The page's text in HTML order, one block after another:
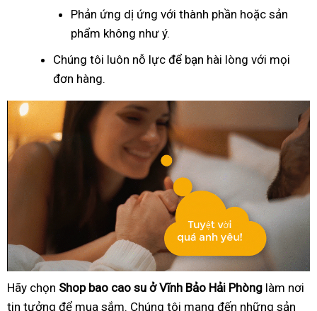
Phản ứng dị ứng với thành phần hoặc sản
phẩm không như ý.
Chúng tôi luôn nỗ lực để bạn hài lòng với mọi
đơn hàng.
Hãy chọn Shop bao cao su ở Vĩnh Bảo Hải Phòng làm nơi
tin tưởng để mua sắm. Chúng tôi mang đến những sản